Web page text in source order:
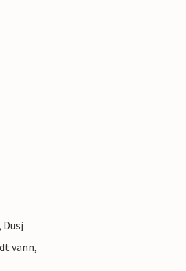
vann,